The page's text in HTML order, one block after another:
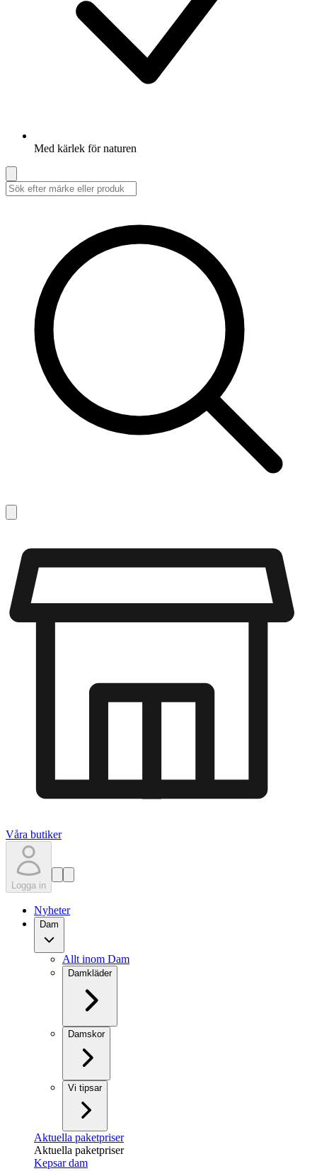
Med kärlek för naturen
Våra butiker
Logga in
Nyheter
Dam
Allt inom Dam
Damkläder
Damskor
Vi tipsar
Aktuella paketpriser
Aktuella paketpriser
Kepsar dam